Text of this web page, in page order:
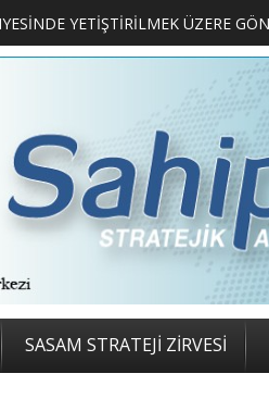
ZİRVESİ KATILIMCILARI BELLİ
SASAM STRATEJİ ZİRVESİ